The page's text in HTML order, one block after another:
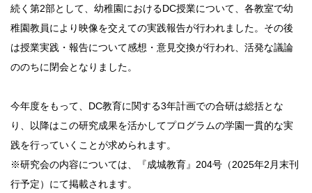
続く第2部として、幼稚園におけるDC授業について、各教室で幼
稚園教員により映像を交えての実践報告が行われました。その後
は授業実践・報告について感想・意見交換が行われ、活発な議論
ののちに閉会となりました。
今年度をもって、DC教育に関する3年計画での合研は総括とな
り、以降はこの研究成果を活かしてプログラムの学園一貫的な実
践を行っていくことが求められます。
※研究会の内容については、『成城教育』204号（2025年2月末刊
行予定）にて掲載されます。